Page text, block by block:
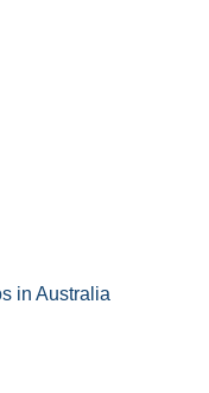
in Australia